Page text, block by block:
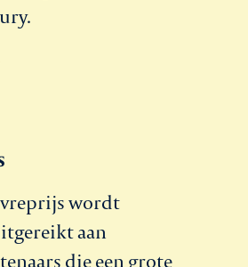
wordt
aan
die een grote